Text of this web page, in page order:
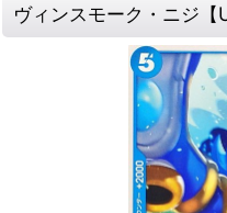
ヴィンスモーク・ニジ